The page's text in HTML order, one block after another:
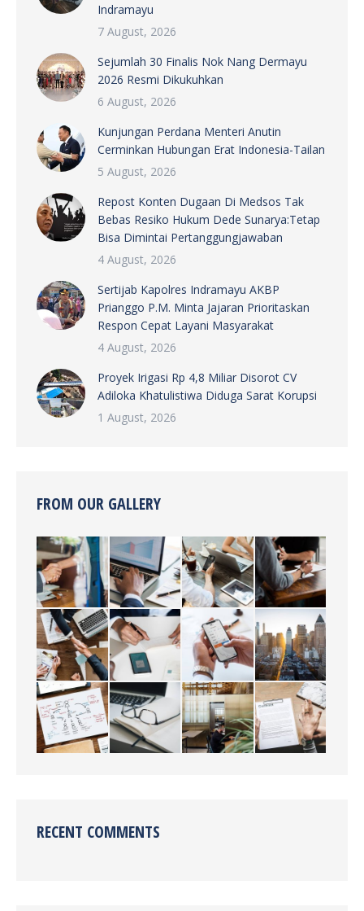
Indramayu
7 August, 2026
Sejumlah 30 Finalis Nok Nang Dermayu
2026 Resmi Dikukuhkan
6 August, 2026
Kunjungan Perdana Menteri Anutin
Cerminkan Hubungan Erat Indonesia-Tailan
5 August, 2026
Repost Konten Dugaan Di Medsos Tak
Bebas Resiko Hukum Dede Sunarya:Tetap
Bisa Dimintai Pertanggungjawaban
4 August, 2026
Sertijab Kapolres Indramayu AKBP
Prianggo P.M. Minta Jajaran Prioritaskan
Respon Cepat Layani Masyarakat
4 August, 2026
Proyek Irigasi Rp 4,8 Miliar Disorot CV
Adiloka Khatulistiwa Diduga Sarat Korupsi
1 August, 2026
FROM OUR GALLERY
RECENT COMMENTS